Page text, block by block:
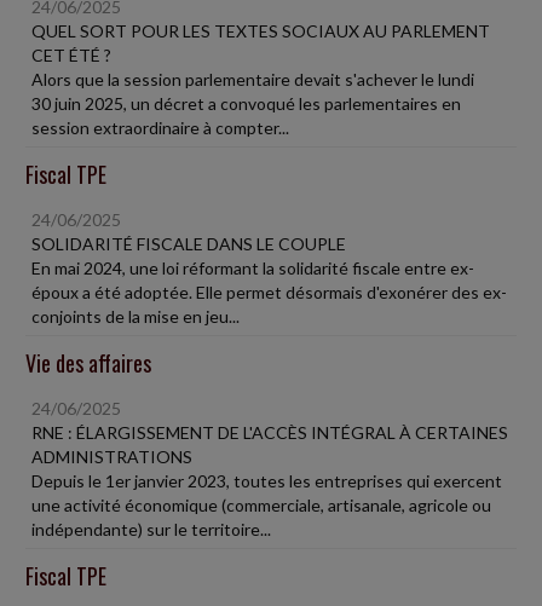
24/06/2025
QUEL SORT POUR LES TEXTES SOCIAUX AU PARLEMENT
CET ÉTÉ ?
Alors que la session parlementaire devait s'achever le lundi
30 juin 2025, un décret a convoqué les parlementaires en
session extraordinaire à compter...
Fiscal TPE
24/06/2025
SOLIDARITÉ FISCALE DANS LE COUPLE
En mai 2024, une loi réformant la solidarité fiscale entre ex-
époux a été adoptée. Elle permet désormais d'exonérer des ex-
conjoints de la mise en jeu...
Vie des affaires
24/06/2025
RNE : ÉLARGISSEMENT DE L'ACCÈS INTÉGRAL À CERTAINES
ADMINISTRATIONS
Depuis le 1er janvier 2023, toutes les entreprises qui exercent
une activité économique (commerciale, artisanale, agricole ou
indépendante) sur le territoire...
Fiscal TPE